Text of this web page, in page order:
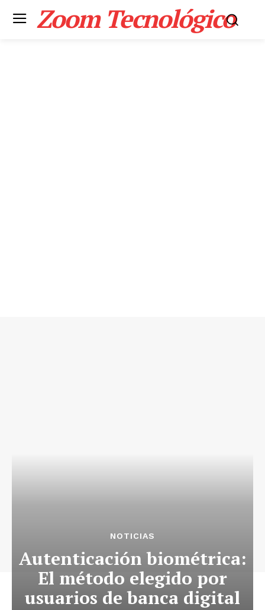
Zoom Tecnológico
NOTICIAS
Autenticación biométrica:
El método elegido por
usuarios de banca digital